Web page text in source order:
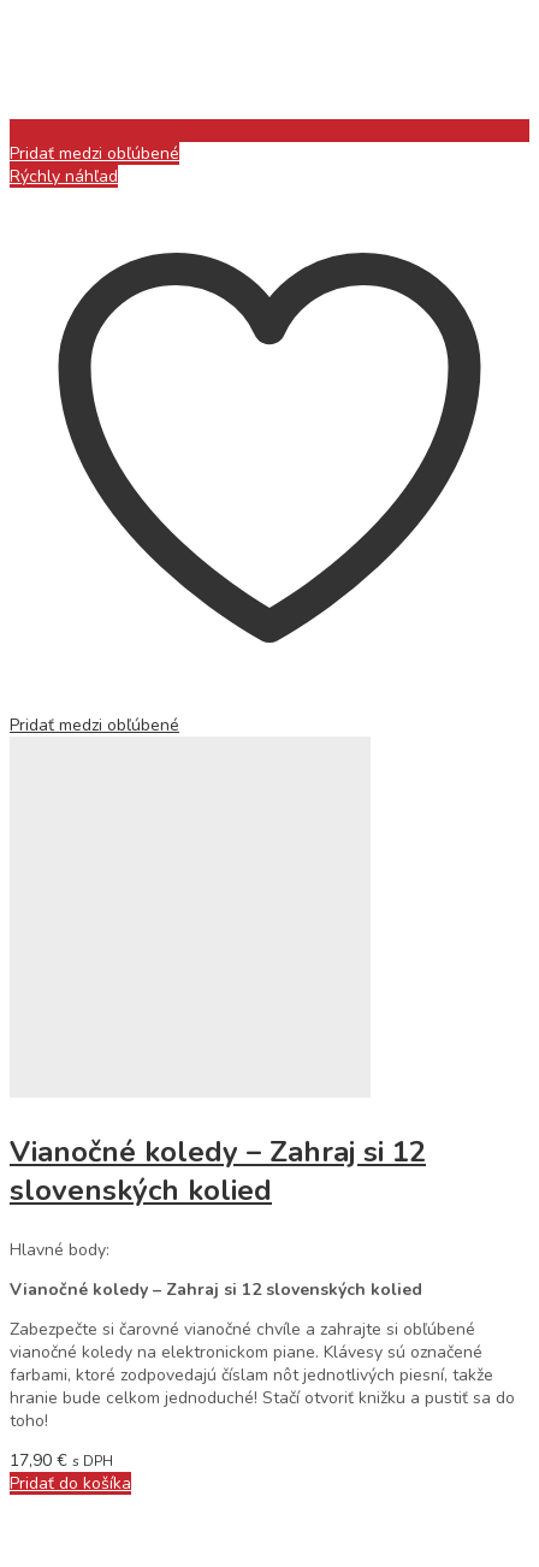
Pridať medzi obľúbené
Rýchly náhľad
Pridať medzi obľúbené
Vianočné koledy – Zahraj si 12
slovenských kolied
Hlavné body:
Vianočné koledy – Zahraj si 12 slovenských kolied
Zabezpečte si čarovné vianočné chvíle a zahrajte si obľúbené
vianočné koledy na elektronickom piane. Klávesy sú označené
farbami, ktoré zodpovedajú číslam nôt jednotlivých piesní, takže
hranie bude celkom jednoduché! Stačí otvoriť knižku a pustiť sa do
toho!
17,90 € s DPH
Pridať do košíka